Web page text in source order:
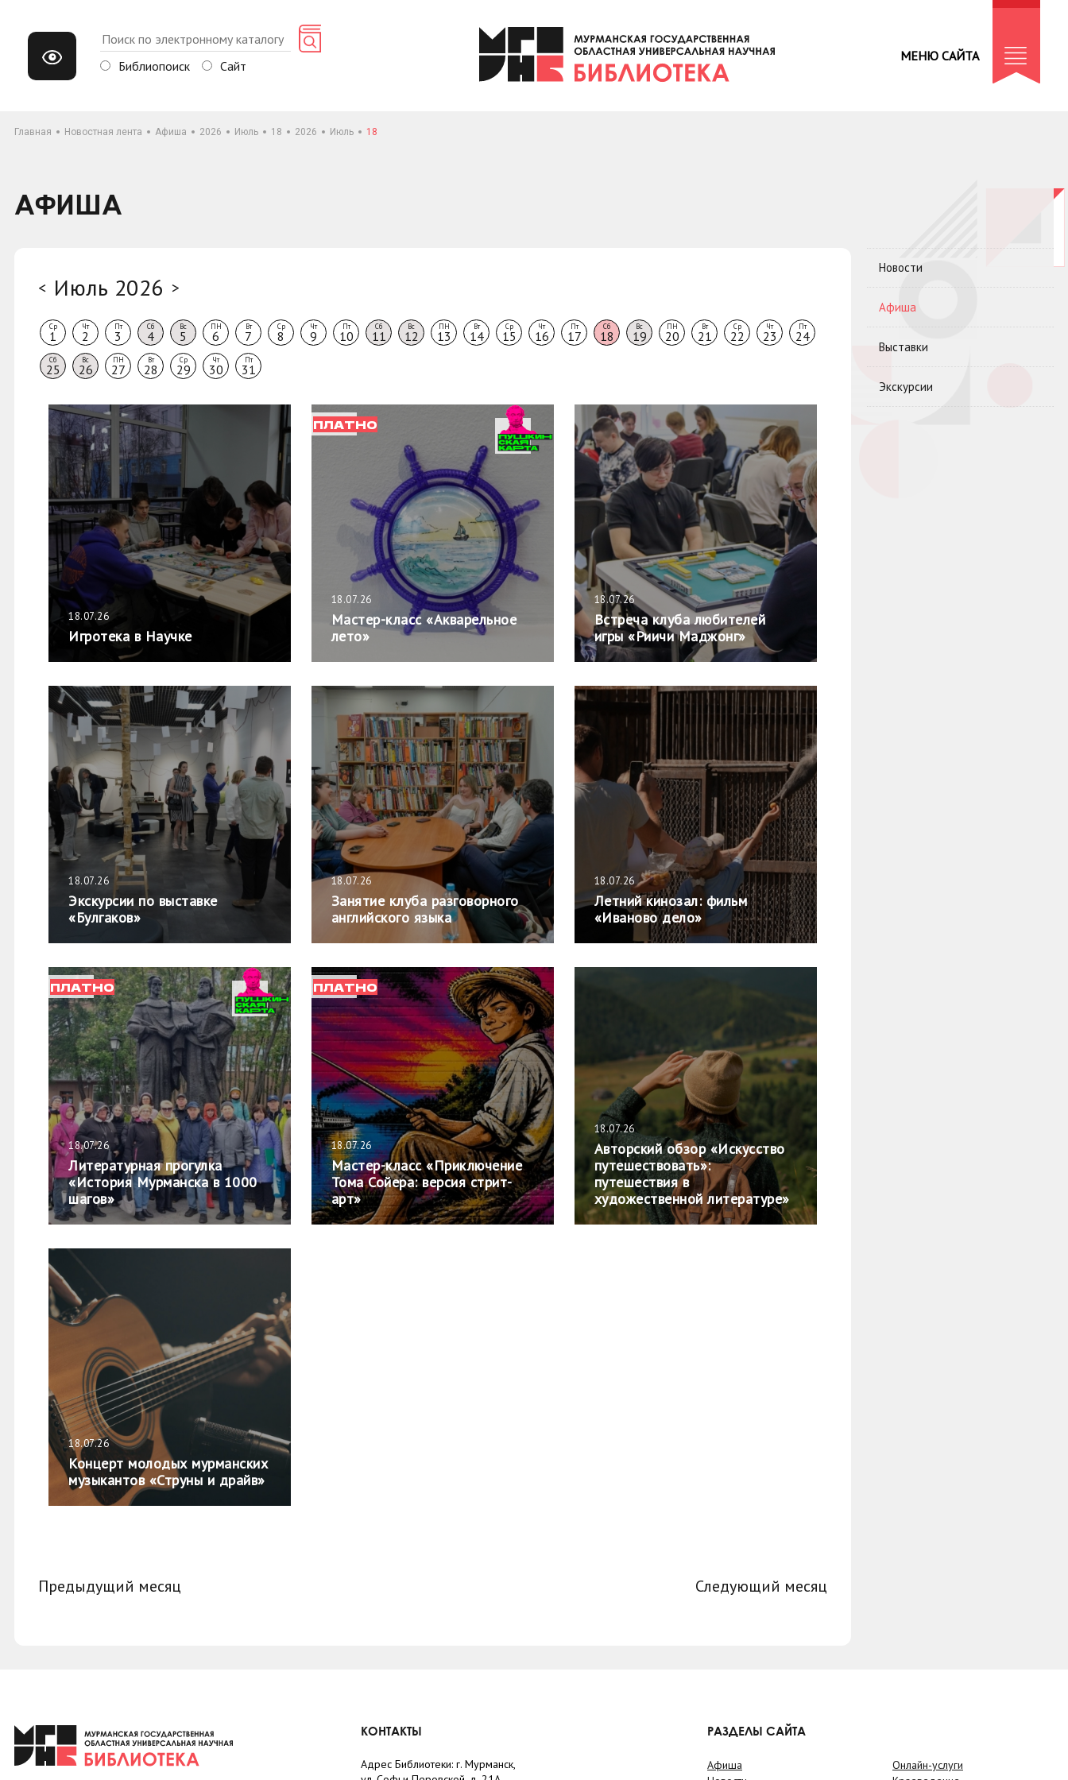
Библиопоиск Сайт
МЕНЮ САЙТА
Главная Новостная лента Афиша 2026 Июль 18 2026 Июль 18
АФИША
< Июль 2026 >
Ср
1
Чт
2
Пт
3
Сб
4
Вс
5
ПН
6
Вт
7
Ср
8
Чт
9
Пт
10
Сб
11
Вс
12
ПН
13
Вт
14
Ср
15
Чт
16
Пт
17
Сб
18
Вс
19
ПН
20
Вт
21
Ср
22
Чт
23
Пт
24
Сб
25
Вс
26
ПН
27
Вт
28
Ср
29
Чт
30
Пт
31
18.07.26
Игротека в Научке
ПЛАТНО
18.07.26
Мастер-класс «Акварельное
лето»
18.07.26
Встреча клуба любителей
игры «Риичи Маджонг»
18.07.26
Экскурсии по выставке
«Булгаков»
18.07.26
Занятие клуба разговорного
английского языка
18.07.26
Летний кинозал: фильм
«Иваново дело»
ПЛАТНО
18.07.26
Литературная прогулка
«История Мурманска в 1000
шагов»
ПЛАТНО
18.07.26
Мастер-класс «Приключение
Тома Сойера: версия стрит-
арт»
18.07.26
Авторский обзор «Искусство
путешествовать»:
путешествия в
художественной литературе»
18.07.26
Концерт молодых мурманских
музыкантов «Струны и драйв»
Предыдущий месяц Следующий месяц
Новости
Афиша
Выставки
Экскурсии
КОНТАКТЫ
Адрес Библиотеки: г. Мурманск,
РАЗДЕЛЫ САЙТА
Афиша
Онлайн-услуги